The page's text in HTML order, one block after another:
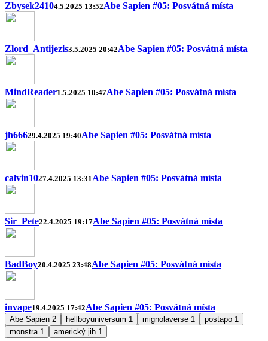
Zbysek24104.5.2025 13:52Abe Sapien #05: Posvátná místa
Zlord_Antijezis3.5.2025 20:42Abe Sapien #05: Posvátná místa
MindReader1.5.2025 10:47Abe Sapien #05: Posvátná místa
jh66629.4.2025 19:40Abe Sapien #05: Posvátná místa
calvin1027.4.2025 13:31Abe Sapien #05: Posvátná místa
Sir_Pete22.4.2025 19:17Abe Sapien #05: Posvátná místa
BadBoy20.4.2025 23:48Abe Sapien #05: Posvátná místa
invape19.4.2025 17:42Abe Sapien #05: Posvátná místa
Abe Sapien 2 hellboyuniversum 1 mignolaverse 1 postapo 1
monstra 1 americký jih 1